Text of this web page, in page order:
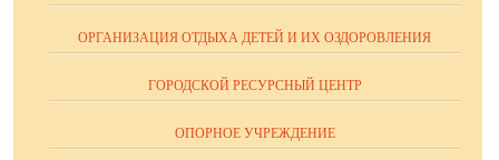
ОРГАНИЗАЦИЯ ОТДЫХА ДЕТЕЙ И ИХ ОЗДОРОВЛЕНИЯ
ГОРОДСКОЙ РЕСУРСНЫЙ ЦЕНТР
ОПОРНОЕ УЧРЕЖДЕНИЕ